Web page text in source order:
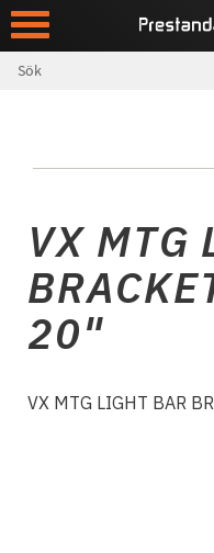
Meny
VX MTG
20"
VX MTG LIGHT BAR